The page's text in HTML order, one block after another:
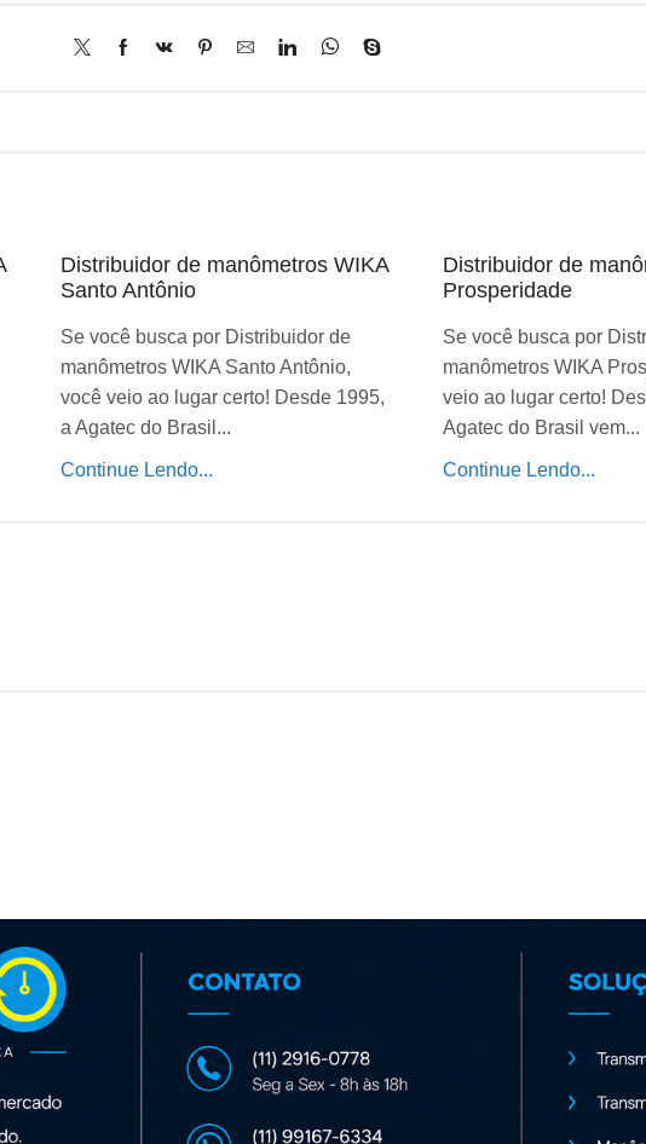
Distribuidor de manômetros WIKA
Santo Antônio
Se você busca por Distribuidor de
manômetros WIKA Santo Antônio,
você veio ao lugar certo! Desde 1995,
a Agatec do Brasil...
Continue Lendo...
Distribuidor de
Prosperidade
Se você busca por
manômetros WIKA
veio ao lugar certo!
Agatec do Brasil vem...
Continue Lendo...